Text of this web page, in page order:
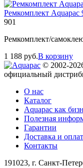
Ремкомплект Aquapac
901
Ремкомплект/
1 188 руб.В корзину
© 2002-
официальный
О нас
Каталог
Aquapac как
Полезная
Гарантии
Доставка и
Контакты
191023, г. Санкт-